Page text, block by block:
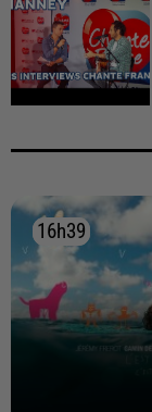
16h39
16h39